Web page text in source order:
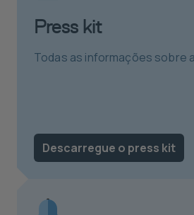
Press kit
Todas as informações sobre
Descarregue o press kit